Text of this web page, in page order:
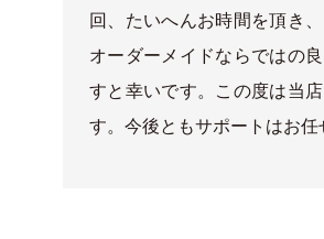
回、たいへんお時間を頂き
オーダーメイドならではの
すと幸いです。この度は当
す。今後ともサポートはお任